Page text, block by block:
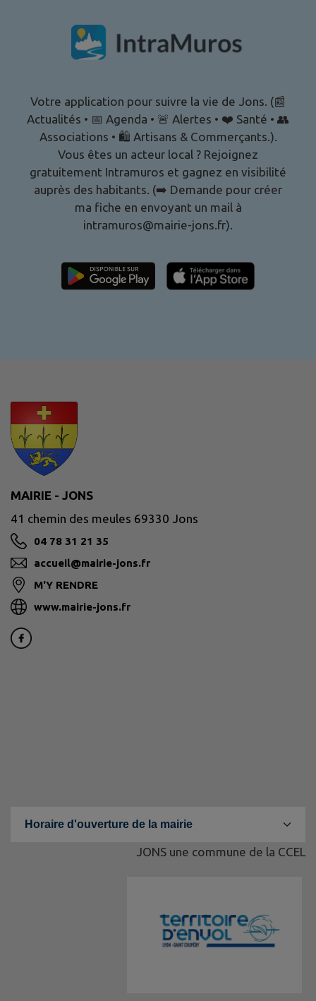
Votre application pour suivre la vie de Jons. (📰
Actualités • 📅 Agenda • 🚨 Alertes • ❤️ Santé • 👥
Associations • 🛍️ Artisans & Commerçants.).
Vous êtes un acteur local ? Rejoignez
gratuitement Intramuros et gagnez en visibilité
auprès des habitants. (➡️ Demande pour créer
ma fiche en envoyant un mail à
intramuros@mairie-jons.fr).
MAIRIE - JONS
41 chemin des meules 69330 Jons
04 78 31 21 35
accueil@mairie-jons.fr
M'Y RENDRE
www.mairie-jons.fr
Horaire d'ouverture de la mairie
JONS une commune de la CCEL